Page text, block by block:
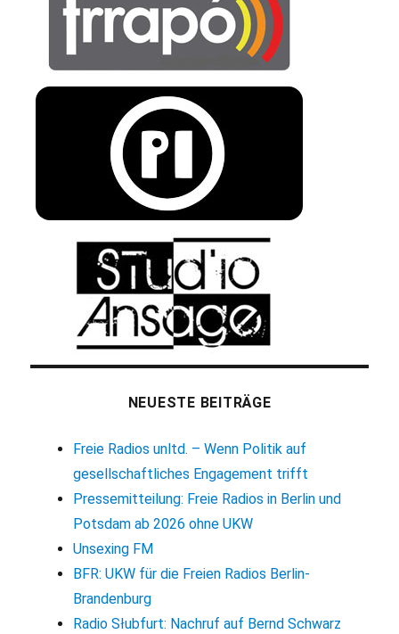
NEUESTE BEITRÄGE
Freie Radios unltd. – Wenn Politik auf
gesellschaftliches Engagement trifft
Pressemitteilung: Freie Radios in Berlin und
Potsdam ab 2026 ohne UKW
Unsexing FM
BFR: UKW für die Freien Radios Berlin-
Brandenburg
Radio Słubfurt: Nachruf auf Bernd Schwarz